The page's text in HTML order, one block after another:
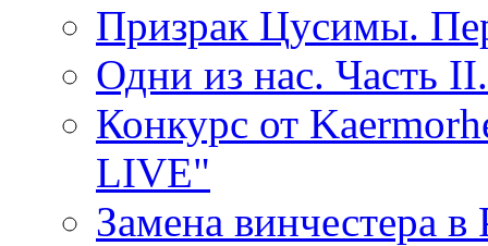
Призрак Цусимы.
Одни из нас. Часть
Конкурс от
LIVE"
Замена винчестера